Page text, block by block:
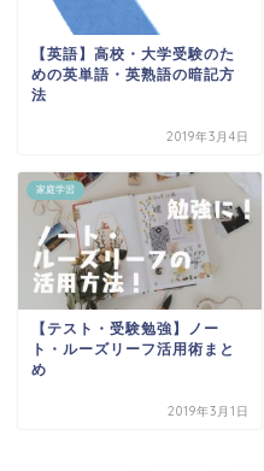
【英語】高校・大学受験のた
めの英単語・英熟語の暗記方
法
2019年3月4日
家庭学習
【テスト・受験勉強】ノー
ト・ルーズリーフ活用術まと
め
2019年3月1日